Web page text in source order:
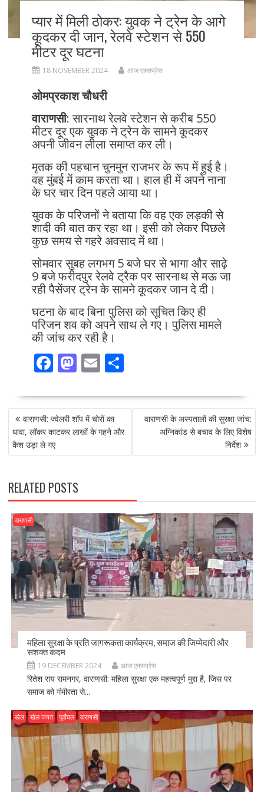
प्यार में मिली ठोकर: युवक ने ट्रेन के आगे
कूदकर दी जान, रेलवे स्टेशन से 550
मीटर दूर घटना
18 NOVEMBER 2024 आज एक्सप्रेस
ओमप्रकाश चौधरी
वाराणसी: सारनाथ रेलवे स्टेशन से करीब 550
मीटर दूर एक युवक ने ट्रेन के सामने कूदकर
अपनी जीवन लीला समाप्त कर ली।
मृतक की पहचान चुनमुन राजभर के रूप में हुई है।
वह मुंबई में काम करता था। हाल ही में अपने नाना
के घर चार दिन पहले आया था।
युवक के परिजनों ने बताया कि वह एक लड़की से
शादी की बात कर रहा था। इसी को लेकर पिछले
कुछ समय से गहरे अवसाद में था।
सोमवार सुबह लगभग 5 बजे घर से भागा और साढ़े
9 बजे फरीदपुर रेलवे ट्रैक पर सारनाथ से मऊ जा
रही पैसेंजर ट्रेन के सामने कूदकर जान दे दी।
घटना के बाद बिना पुलिस को सूचित किए ही
परिजन शव को अपने साथ ले गए। पुलिस मामले
की जांच कर रही है।
F
e
b
o
o
k
M
to
d
o
n
E
ai
l
S
ar
POST
NAVIGATION
वाराणसी: ज्वेलरी शॉप में चोरों का
धावा, लॉकर काटकर लाखों के गहने और
कैश उड़ा ले गए
वाराणसी के अस्पतालों की सुरक्षा जांच:
अग्निकांड से बचाव के लिए विशेष
निर्देश
RELATED POSTS
वाराणसी
महिला सुरक्षा के प्रति जागरूकता कार्यक्रम, समाज की जिम्मेदारी और
सशक्त कदम
19 DECEMBER 2024 आज एक्सप्रेस
रितेश राय रामनगर, वाराणसी: महिला सुरक्षा एक महत्वपूर्ण मुद्दा है, जिस पर
समाज को गंभीरता से...
खेल खेल जगत पूर्वांचल वाराणसी